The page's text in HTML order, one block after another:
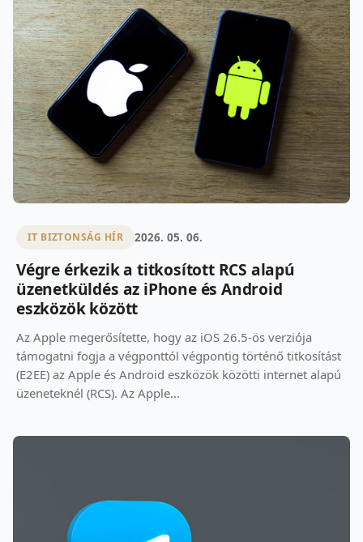
IT BIZTONSÁG HÍR 2026. 05. 06.
Végre érkezik a titkosított RCS alapú
üzenetküldés az iPhone és Android
eszközök között
Az Apple megerősítette, hogy az iOS 26.5-ös verziója
támogatni fogja a végponttól végpontig történő titkosítást
(E2EE) az Apple és Android eszközök közötti internet alapú
üzeneteknél (RCS). Az Apple...